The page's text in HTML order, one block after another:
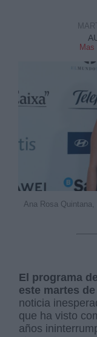
Ana Rosa Quintana,
El programa
este martes
noticia
que ha visto
años